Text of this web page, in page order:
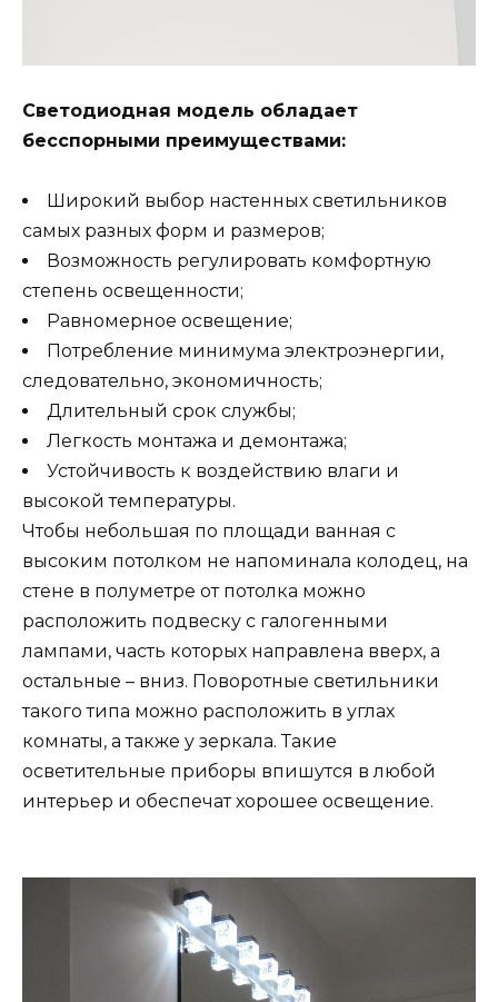
Светодиодная модель обладает
бесспорными преимуществами:
Широкий выбор настенных светильников
самых разных форм и размеров;
Возможность регулировать комфортную
степень освещенности;
Равномерное освещение;
Потребление минимума электроэнергии,
следовательно, экономичность;
Длительный срок службы;
Легкость монтажа и демонтажа;
Устойчивость к воздействию влаги и
высокой температуры.
Чтобы небольшая по площади ванная с
высоким потолком не напоминала колодец, на
стене в полуметре от потолка можно
расположить подвеску с галогенными
лампами, часть которых направлена вверх, а
остальные – вниз. Поворотные светильники
такого типа можно расположить в углах
комнаты, а также у зеркала. Такие
осветительные приборы впишутся в любой
интерьер и обеспечат хорошее освещение.